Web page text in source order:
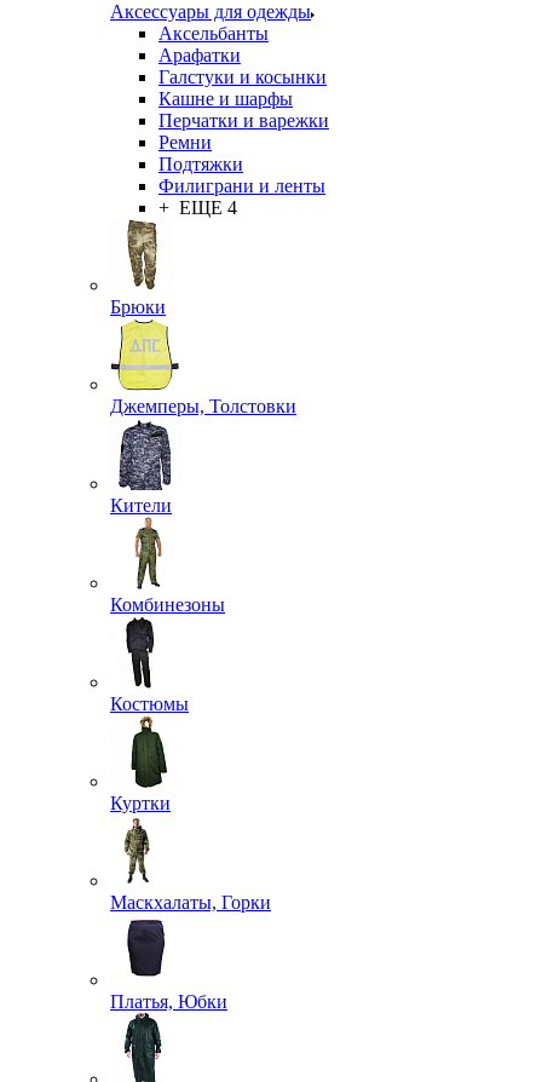
Аксессуары для одежды
Аксельбанты
Арафатки
Галстуки и косынки
Кашне и шарфы
Перчатки и варежки
Ремни
Подтяжки
Филиграни и ленты
+ ЕЩЕ 4
Брюки
Джемперы, Толстовки
Кители
Комбинезоны
Костюмы
Куртки
Маскхалаты, Горки
Платья, Юбки